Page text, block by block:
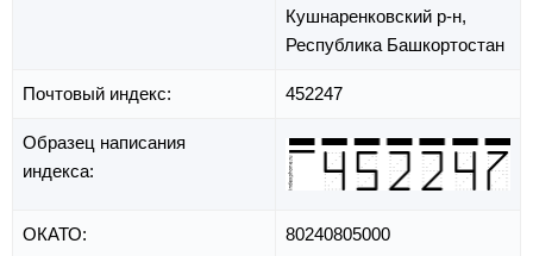
Кушнаренковский р-н,
Республика Башкортостан
Почтовый индекс: 452247
Образец написания
индекса:
ОКАТО: 80240805000